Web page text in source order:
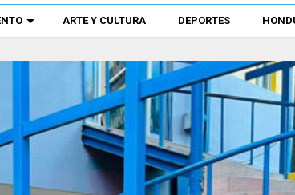
ARTE Y CULTURA DEPORTES